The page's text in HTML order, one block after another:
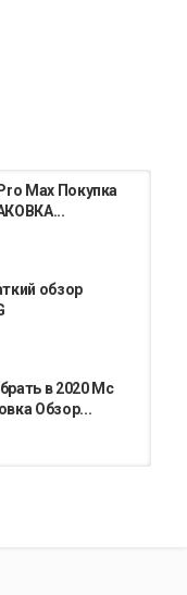
Max Покупка
обзор
в 2020 Mc
Обзор...